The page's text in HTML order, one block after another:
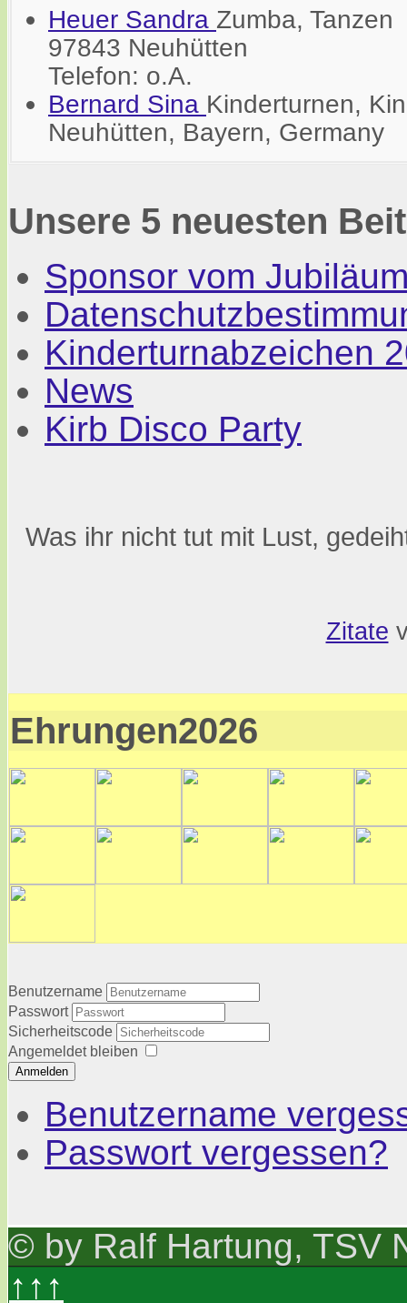
Heuer Sandra Zumba, Tanzen
97843 Neuhütten
Telefon: o.A.
Bernard Sina Kinderturnen,
Neuhütten, Bayern, Germany
Unsere 5 neuesten
Sponsor vom
Kinderturnabzeichen
News
Kirb Disco Party
Was ihr nicht tut mit Lust,
Zitate
Ehrungen2026
Benutzername
Passwort
Sicherheitscode
Angemeldet bleiben
Anmelden
Benutzername
Passwort vergessen?
© by Ralf Hartung, TSV
↑↑↑